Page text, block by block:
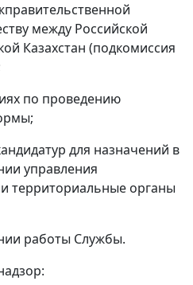
между Российской
Казахстан (подкомиссия
по проведению
для назначений в
управления
территориальные органы
работы Службы.